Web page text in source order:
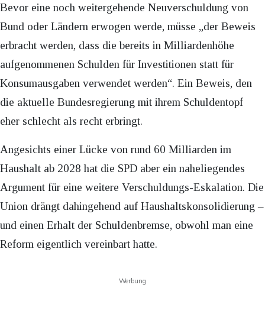
Bevor eine noch weitergehende Neuverschuldung von
Bund oder Ländern erwogen werde, müsse „der Beweis
erbracht werden, dass die bereits in Milliardenhöhe
aufgenommenen Schulden für Investitionen statt für
Konsumausgaben verwendet werden“. Ein Beweis, den
die aktuelle Bundesregierung mit ihrem Schuldentopf
eher schlecht als recht erbringt.
Angesichts einer Lücke von rund 60 Milliarden im
Haushalt ab 2028 hat die SPD aber ein naheliegendes
Argument für eine weitere Verschuldungs-Eskalation. Die
Union drängt dahingehend auf Haushaltskonsolidierung –
und einen Erhalt der Schuldenbremse, obwohl man eine
Reform eigentlich vereinbart hatte.
Werbung